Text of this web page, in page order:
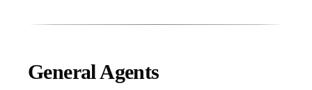
General Agents